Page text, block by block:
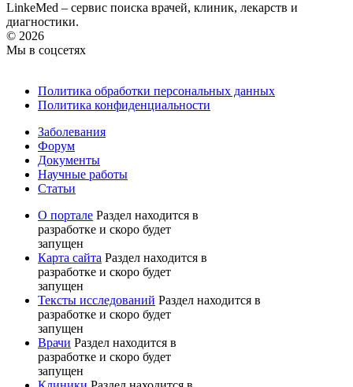
LinkeMed – сервис поиска врачей, клиник, лекарств и
диагностики.
© 2026
Мы в соцсетях
Политика обработки персональных данных
Политика конфиденциальности
Заболевания
Форум
Документы
Научные работы
Статьи
О портале Раздел находится в
разработке и скоро будет
запущен
Карта сайта Раздел находится в
разработке и скоро будет
запущен
Тексты исследований Раздел находится в
разработке и скоро будет
запущен
Врачи Раздел находится в
разработке и скоро будет
запущен